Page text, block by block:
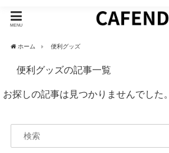
MENU
ホーム 便利グッズ
便利グッズの記事一覧
お探しの記事は見つかりませんでした。